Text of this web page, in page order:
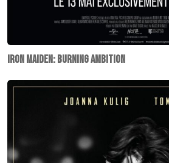
Iron Maiden: Burning ambition
Cold